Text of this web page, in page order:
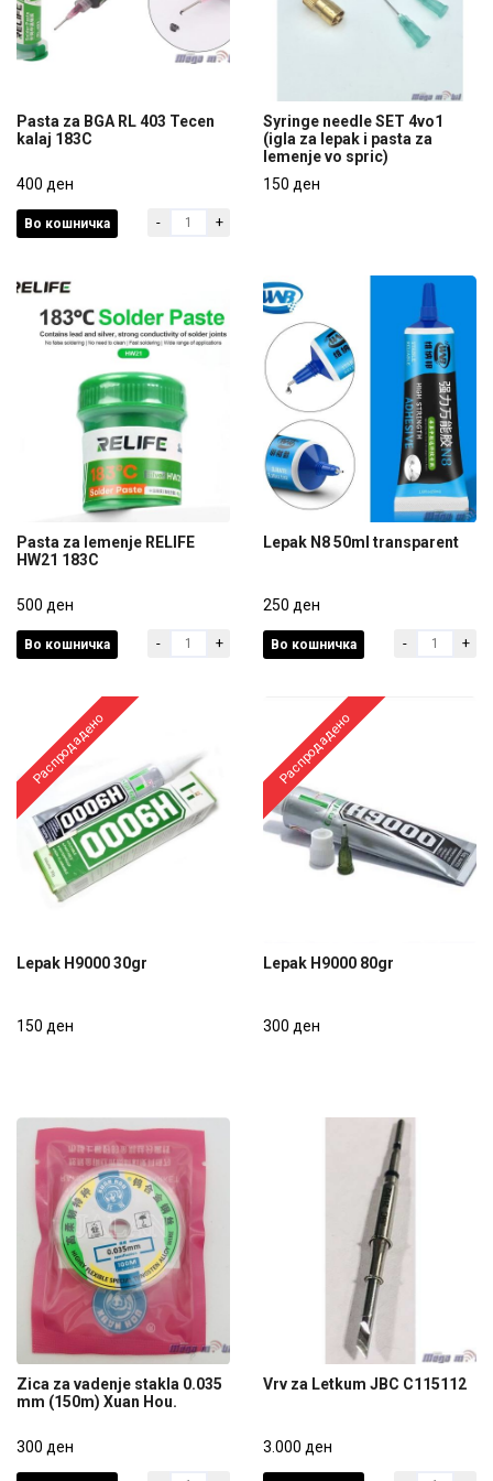
kalaj 183C
400 ден
Pasta za BGA RL 403 Tecen
kalaj 183C
400 ден
Во кошничка - +
Syringe needle SET 4vo1
(igla za lepak i pasta za
Syringe needle SET 4vo1
(igla za lepak i pasta za
lemenje vo spric)
150 ден
HW21 183C
500 ден
Pasta za lemenje RELIFE
HW21 183C
500 ден
Во кошничка - + 250 ден
Lepak N8 50ml transparent
250 ден
Во кошничка - +
Распродадено
Lepak H9000 30gr
150 ден
Распродадено
Lepak H9000 80gr
300 ден
mm (150m) Xuan Hou.
Zica za vadenje stakla 0.035
mm (150m) Xuan Hou.
300 ден
Vrv za Letkum JBC C115112
3.000 ден